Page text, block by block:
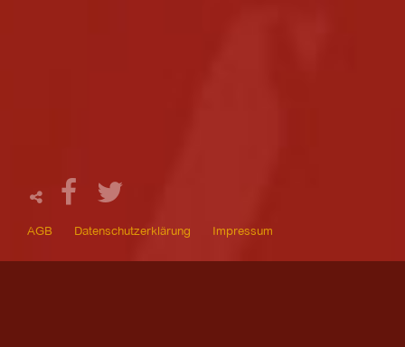
AGB Datenschutzerklärung Impressum